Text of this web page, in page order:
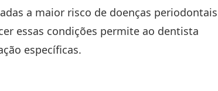
a maior risco de doenças
essas condições permite ao dentista
específicas.